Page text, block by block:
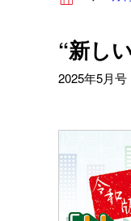
“新し
2025年5月号